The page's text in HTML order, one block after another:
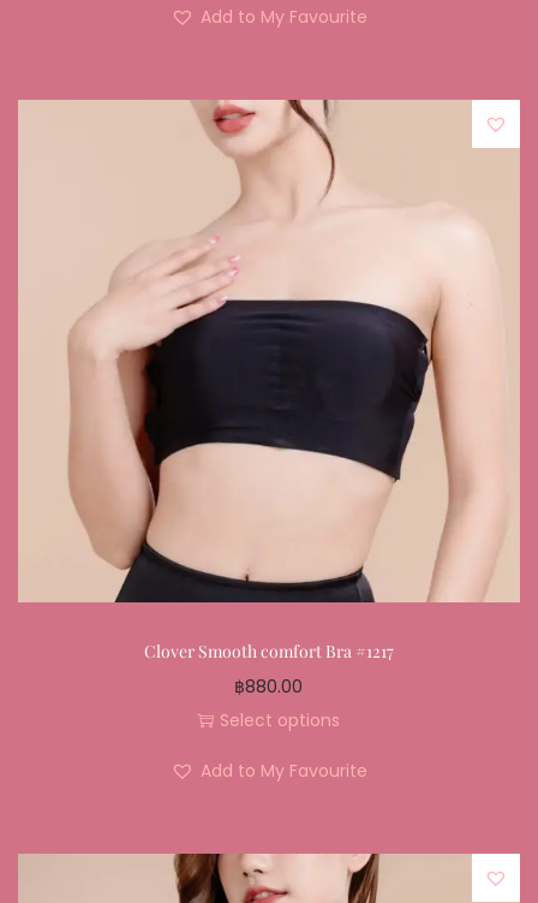
Add to My Favourite
Clover Smooth comfort Bra #1217
฿880.00
Select options
Add to My Favourite